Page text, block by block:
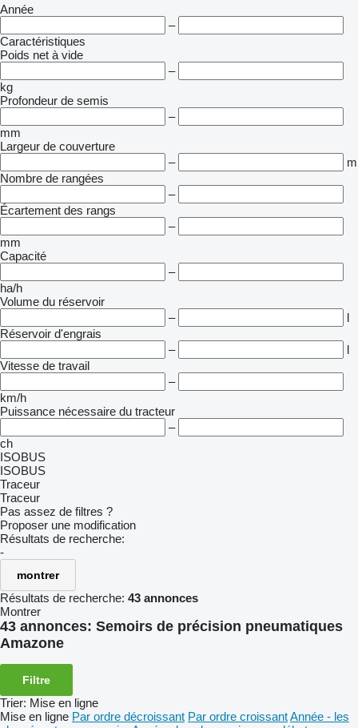
Année
–
Caractéristiques
Poids net à vide
–
kg
Profondeur de semis
–
mm
Largeur de couverture
–
m
Nombre de rangées
–
Écartement des rangs
–
mm
Capacité
–
ha/h
Volume du réservoir
–
l
Réservoir d'engrais
–
l
Vitesse de travail
–
km/h
Puissance nécessaire du tracteur
–
ch
ISOBUS
ISOBUS
Traceur
Traceur
Pas assez de filtres ?
Proposer une modification
Résultats de recherche:
-
montrer
Résultats de recherche: 43 annonces
Montrer
43 annonces: Semoirs de précision pneumatiques
Amazone
Filtre
Trier: Mise en ligne
Mise en ligne Par ordre décroissant Par ordre croissantAnnée - les